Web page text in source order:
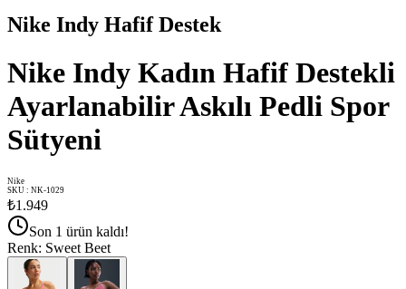
Nike Indy Hafif Destek
Nike Indy Kadın Hafif Destekli
Ayarlanabilir Askılı Pedli Spor
Sütyeni
Nike
SKU : NK-1029
₺1.949
Son 1 ürün kaldı!
Renk: Sweet Beet